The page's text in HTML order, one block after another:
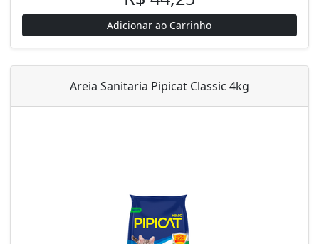
Adicionar ao Carrinho
Areia Sanitaria Pipicat Classic 4kg